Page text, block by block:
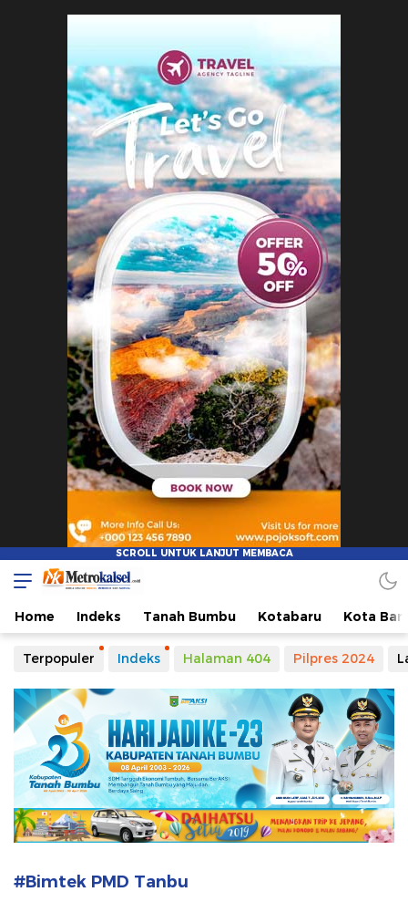
Metro Kalsel
Media Online Terkini, Faktual dan Mendidik
Home Indeks Tanah Bumbu Kotabaru Kota
Terpopuler Indeks Halaman 404 Pilpres 2024
#Bimtek PMD Tanbu